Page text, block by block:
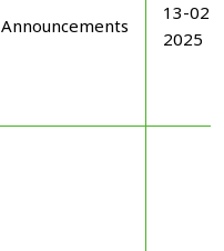
Announcements
13-02-
2025